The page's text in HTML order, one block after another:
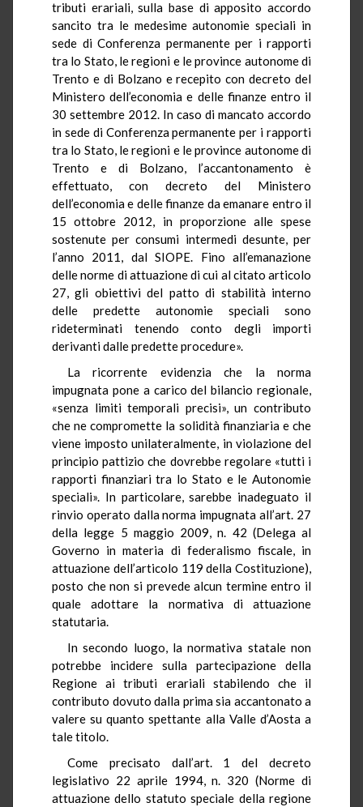
tributi erariali, sulla base di apposito accordo
sancito tra le medesime autonomie speciali in
sede di Conferenza permanente per i rapporti
tra lo Stato, le regioni e le province autonome di
Trento e di Bolzano e recepito con decreto del
Ministero dell’economia e delle finanze entro il
30 settembre 2012. In caso di mancato accordo
in sede di Conferenza permanente per i rapporti
tra lo Stato, le regioni e le province autonome di
Trento e di Bolzano, l’accantonamento è
effettuato, con decreto del Ministero
dell’economia e delle finanze da emanare entro il
15 ottobre 2012, in proporzione alle spese
sostenute per consumi intermedi desunte, per
l’anno 2011, dal SIOPE. Fino all’emanazione
delle norme di attuazione di cui al citato articolo
27, gli obiettivi del patto di stabilità interno
delle predette autonomie speciali sono
rideterminati tenendo conto degli importi
derivanti dalle predette procedure».
La ricorrente evidenzia che la norma
impugnata pone a carico del bilancio regionale,
«senza limiti temporali precisi», un contributo
che ne compromette la solidità finanziaria e che
viene imposto unilateralmente, in violazione del
principio pattizio che dovrebbe regolare «tutti i
rapporti finanziari tra lo Stato e le Autonomie
speciali». In particolare, sarebbe inadeguato il
rinvio operato dalla norma impugnata all’art. 27
della legge 5 maggio 2009, n. 42 (Delega al
Governo in materia di federalismo fiscale, in
attuazione dell’articolo 119 della Costituzione),
posto che non si prevede alcun termine entro il
quale adottare la normativa di attuazione
statutaria.
In secondo luogo, la normativa statale non
potrebbe incidere sulla partecipazione della
Regione ai tributi erariali stabilendo che il
contributo dovuto dalla prima sia accantonato a
valere su quanto spettante alla Valle d’Aosta a
tale titolo.
Come precisato dall’art. 1 del decreto
legislativo 22 aprile 1994, n. 320 (Norme di
attuazione dello statuto speciale della regione